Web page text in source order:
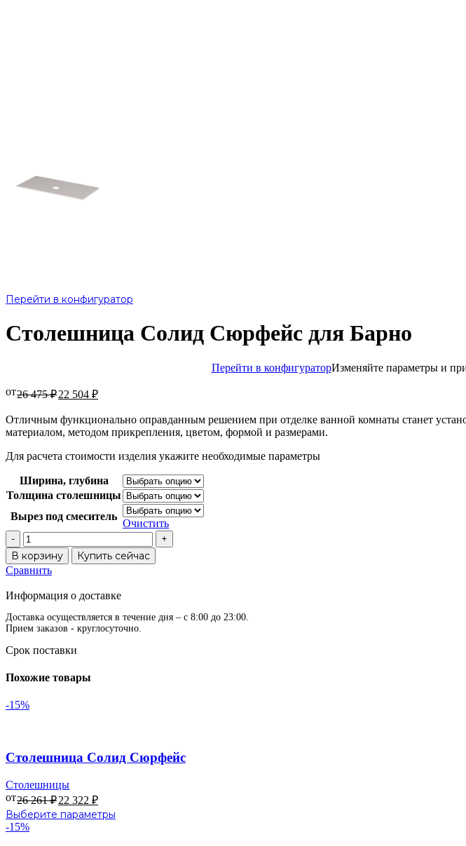
Перейти в конфигуратор
Столешница Солид Сюрфейс для Барно
Перейти в конфигураторИзменяйте параметры и
от26 475₽22 504 ₽
Отличным функционально оправданным решением при отделке ванной комнаты станет
материалом, методом прикрепления, цветом, формой и размерами.
Для расчета стоимости изделия укажите необходимые параметры
Ширина, глубина
Толщина столешницы
Вырез под смеситель
Очистить
Количество
товара
Столешница
Солид
для
В корзину Купить сейчас
Сравнить
Информация о доставке
Доставка осуществляется в течение дня – с 8:00 до 23:00.
Прием заказов - круглосуточно.
Срок поставки
Похожие товары
-15%
Столешница Солид Сюрфейс
Столешницы
от26 261₽22 322 ₽
Выберите параметры
-15%